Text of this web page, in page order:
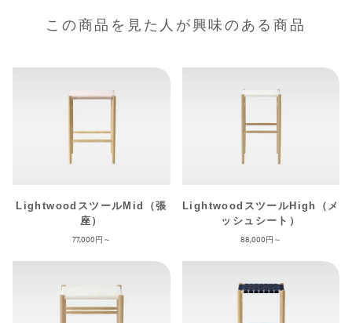
この商品を見た人が興味のある商品
LightwoodスツールMid（張
座）
77,000
LightwoodスツールHigh（メ
ッシュシート）
88,000